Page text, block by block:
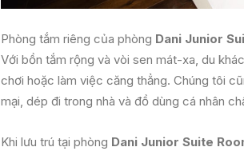
Phòng tắm riêng của phòng Dani Junior
Với bồn tắm rộng và vòi sen mát-xa, du
chơi hoặc làm việc căng thẳng. Chúng tôi
mại, dép đi trong nhà và đồ dùng cá nhân
Khi lưu trú tại phòng Dani Junior Suite